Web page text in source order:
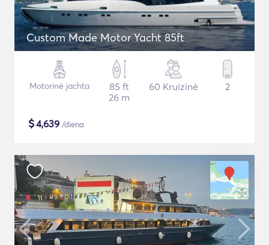
Custom Made Motor Yacht 85ft
Motorinė jachta
85 ft
26 m
60 Kruizinė 2
$4,639 /diena